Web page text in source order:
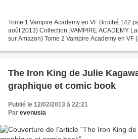
Tome 1 Vampire Academy en VF Broché:142
août 2013) Collection :VAMPIRE ACADEMY
sur Amazon) Tome 2 Vampire Academy en VF
The Iron King de Julie
graphique et comic book
Publié le 12/02/2013 à 22:21
Par evenusia